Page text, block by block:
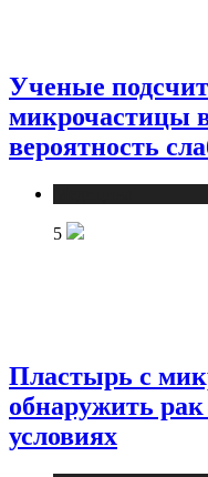
Ученые
микрочастицы
вероятность
5
Пластырь с
обнаружить
условиях